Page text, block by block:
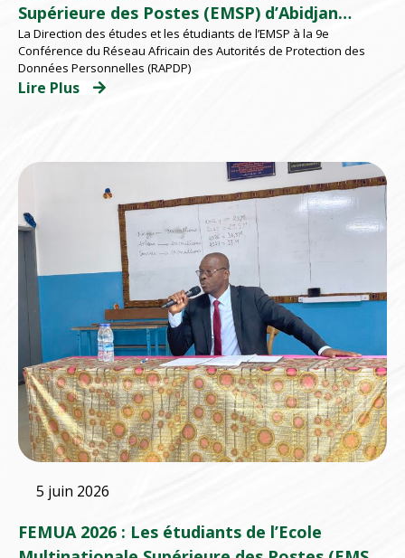
Supérieure des Postes (EMSP) d’Abidjan
participent à la 9e Conférence du au RAPDP
2026 organisé par l’ARTCI
La Direction des études et les étudiants de l’EMSP à la 9e
Conférence du Réseau Africain des Autorités de Protection des
Données Personnelles (RAPDP)
Lire Plus
5 juin 2026
FEMUA 2026 : Les étudiants de l’Ecole